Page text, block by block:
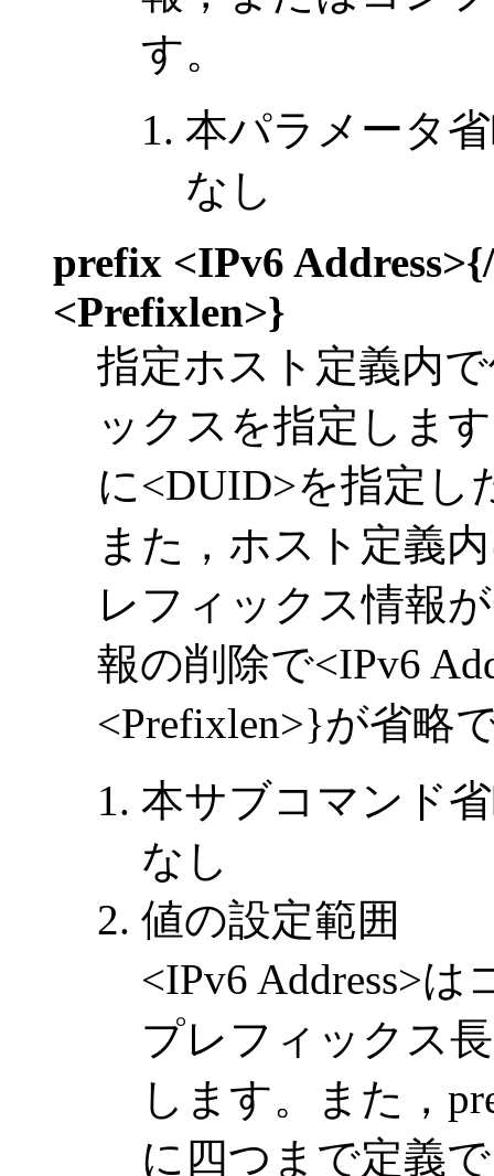
す。
本パラメータ
なし
prefix <IPv6
<Prefixlen>}
指定ホスト定義内
ックスを指定しま
に<DUID>を指定し
また，ホスト定義
レフィックス情報
報の削除で<IPv6
<Prefixlen>}が省略
本サブコマンド
なし
値の設定範囲
<IPv6 Address>
プレフィックス
します。また，
に四つまで定義